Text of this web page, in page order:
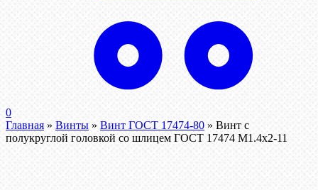
0
Главная » Винты » Винт ГОСТ 17474-80 » Винт с
полукруглой головкой со шлицем ГОСТ 17474 М1.4х2-11